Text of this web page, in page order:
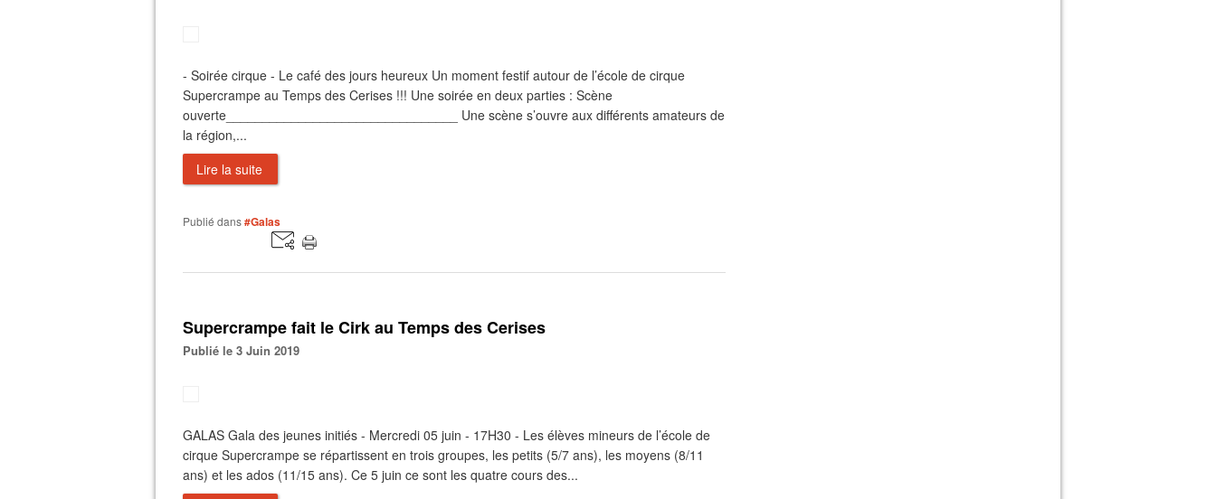
- Soirée cirque - Le café des jours heureux Un moment festif autour de l’école de cirque
Supercrampe au Temps des Cerises !!! Une soirée en deux parties : Scène
ouverte________________________________ Une scène s’ouvre aux différents amateurs de
la région,...
Lire la suite
Publié dans#Galas
Supercrampe fait le Cirk au Temps des Cerises
Publié le 3 Juin 2019
GALAS Gala des jeunes initiés - Mercredi 05 juin - 17H30 - Les élèves mineurs de l’école de
cirque Supercrampe se répartissent en trois groupes, les petits (5/7 ans), les moyens (8/11
ans) et les ados (11/15 ans). Ce 5 juin ce sont les quatre cours des...